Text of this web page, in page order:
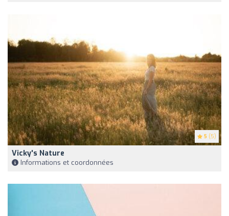
5 (5)
Vicky's Nature
Informations et coordonnées